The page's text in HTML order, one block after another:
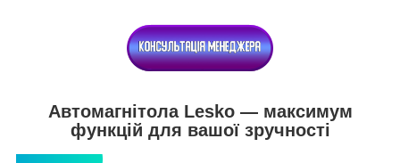
Автомагнітола Lesko — максимум
функцій для вашої зручності